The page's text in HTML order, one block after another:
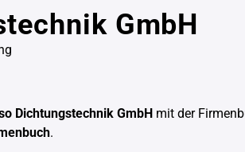
GmbH
Dichtungstechnik GmbH mit der
.